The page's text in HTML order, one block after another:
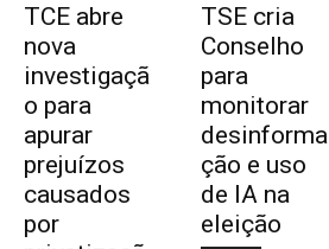
TCE abre
nova
investigaçã
o para
apurar
prejuízos
causados
por
TSE cria
Conselho
para
monitorar
desinforma
ção e uso
de IA na
eleição